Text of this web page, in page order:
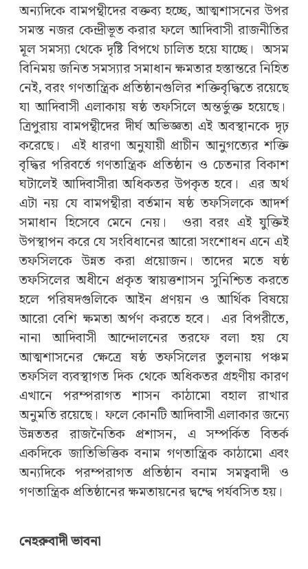
অন্যদিকে বামপন্থীদের বক্তব্য হচ্ছে, আত্মশাসনের উপর
সমস্ত নজর কেন্দ্রীভূত করার ফলে আদিবাসী রাজনীতির
মূল সমস্যা থেকে দৃষ্টি বিপথে চালিত হয়ে যাচ্ছে। অসম
বিনিময় জনিত সমস্যার সমাধান ক্ষমতার হস্তান্তরে নিহিত
নেই, বরং গণতান্ত্রিক প্রতিষ্ঠানগুলির শক্তিবৃদ্ধিতে রয়েছে
যা আদিবাসী এলাকায় ষষ্ঠ তফসিলে অন্তর্ভুক্ত হয়েছে।
ত্রিপুরায় বামপন্থীদের দীর্ঘ অভিজ্ঞতা এই অবস্থানকে দৃঢ়
করেছে। এই ধারণা অনুযায়ী প্রাচীন আনুগত্যের শক্তি
বৃদ্ধির পরিবর্তে গণতান্ত্রিক প্রতিষ্ঠান ও চেতনার বিকাশ
ঘটালেই আদিবাসীরা অধিকতর উপকৃত হবে। এর অর্থ
এটা নয় যে বামপন্থীরা বর্তমান ষষ্ঠ তফসিলকে আদর্শ
সমাধান হিসেবে মেনে নেয়। ওরা বরং এই যুক্তিই
উপস্থাপন করে যে সংবিধানের আরো সংশোধন এনে এই
তফসিলকে উন্নত করা প্রয়োজন। তাদের মতে ষষ্ঠ
তফসিলের অধীনে প্রকৃত স্বায়ত্তশাসন সুনিশ্চিত করতে
হলে পরিষদগুলিকে আইন প্রণয়ন ও আর্থিক বিষয়ে
আরো বেশি ক্ষমতা অর্পণ করতে হবে। এর বিপরীতে,
নানা আদিবাসী আন্দোলনের তরফে বলা হয় যে
আত্মশাসনের ক্ষেত্রে ষষ্ঠ তফসিলের তুলনায় পঞ্চম
তফসিল ব্যবস্থাগত দিক থেকে অধিকতর গ্রহণীয় কারণ
এখানে পরম্পরাগত শাসন কাঠামো বহাল রাখার
অনুমতি রয়েছে। ফলে কোনটি আদিবাসী এলাকার জন্যে
উন্নততর রাজনৈতিক প্রশাসন, এ সম্পর্কিত বিতর্ক
একদিকে জাতিভিত্তিক বনাম গণতান্ত্রিক কাঠামো এবং
অন্যদিকে পরম্পরাগত প্রতিষ্ঠান বনাম সমত্ববাদী ও
গণতান্ত্রিক প্রতিষ্ঠানের ক্ষমতায়নের দ্বন্দ্বে পর্যবসিত হয়।
নেহরুবাদী ভাবনা